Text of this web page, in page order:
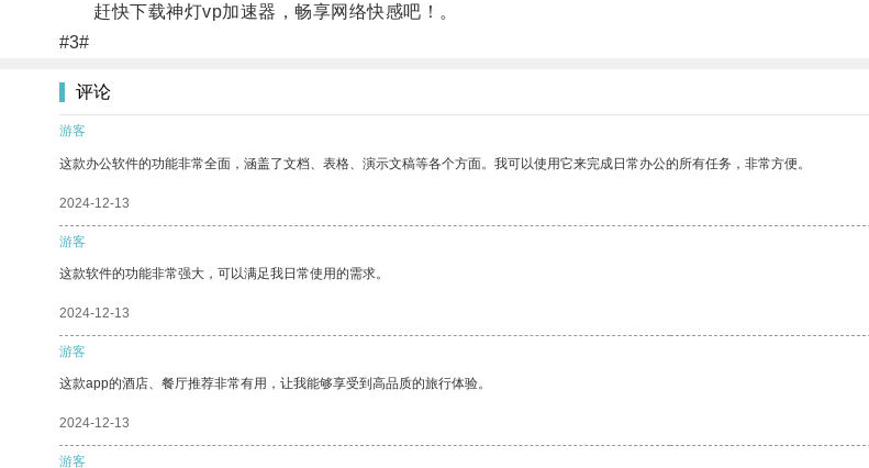
赶快下载神灯vp加速器，畅享网络快感吧！。
#3#
评论
游客
这款办公软件的功能非常全面，涵盖了文档、表格、演示文稿等各个方面。我可以使用它来完成日常办公的所有任务，非常方便。
2024-12-13
游客
这款软件的功能非常强大，可以满足我日常使用的需求。
2024-12-13
游客
这款app的酒店、餐厅推荐非常有用，让我能够享受到高品质的旅行体验。
2024-12-13
游客